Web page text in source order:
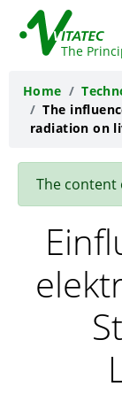
The
Home
The
radiation on
The content